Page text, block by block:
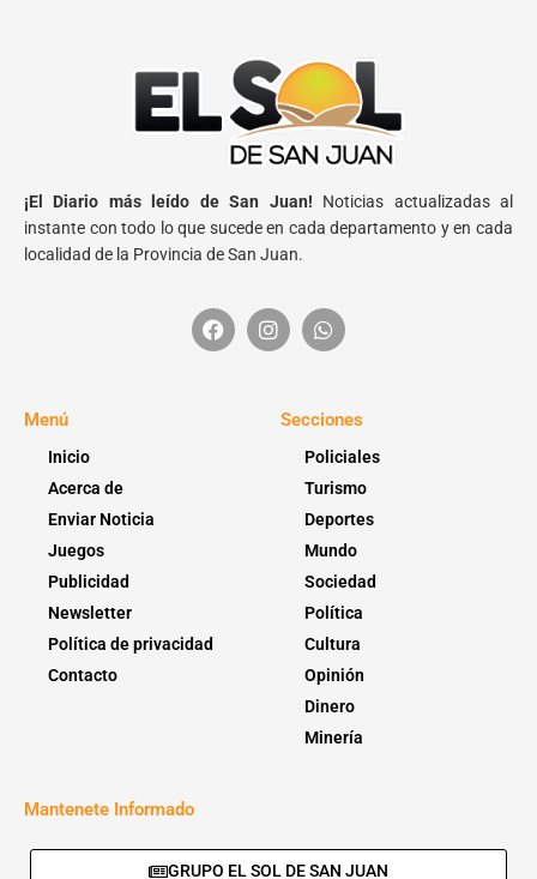
¡El Diario más leído de San Juan! Noticias actualizadas al
instante con todo lo que sucede en cada departamento y en cada
localidad de la Provincia de San Juan.
Menú
Inicio
Acerca de
Enviar Noticia
Juegos
Publicidad
Newsletter
Política de privacidad
Contacto
Secciones
Policiales
Turismo
Deportes
Mundo
Sociedad
Política
Cultura
Opinión
Dinero
Minería
Mantenete Informado
GRUPO EL SOL DE SAN JUAN